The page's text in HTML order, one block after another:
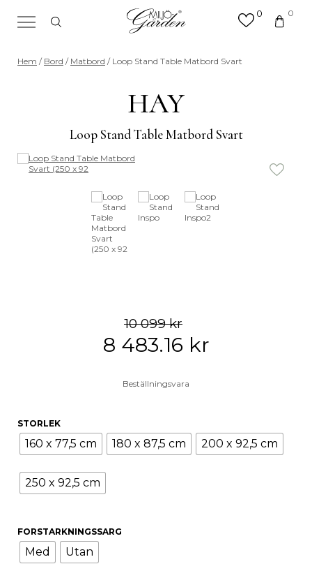
0 0
Sök efter valfri produkt eller
kategori
Hem / Bord / Matbord / Loop Stand Table Matbord Svart
HAY
Loop Stand Table Matbord Svart
10 099kr
8 483.16 kr
Beställningsvara
STORLEK
160 x 77,5 cm 180 x 87,5 cm 200 x 92,5 cm
250 x 92,5 cm
FORSTARKNINGSSARG
Med Utan